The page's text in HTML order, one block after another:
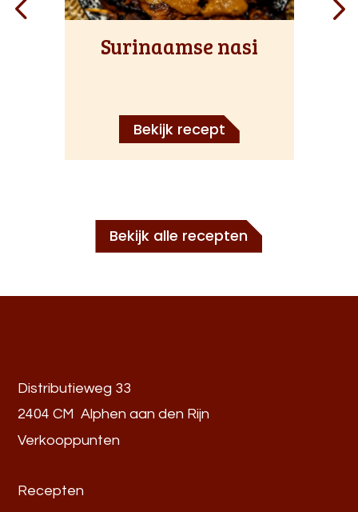
Surinaamse nasi
Bekijk recept
Bekijk alle recepten
Verkooppunten
Recepten
Distributieweg 33
2404 CM Alphen aan den Rijn